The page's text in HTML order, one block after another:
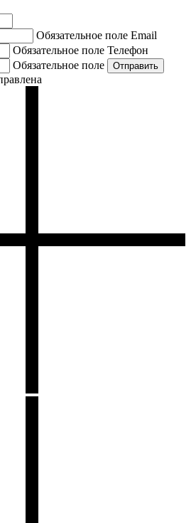
Обязательное поле Email
Обязательное поле Телефон
Обязательное поле